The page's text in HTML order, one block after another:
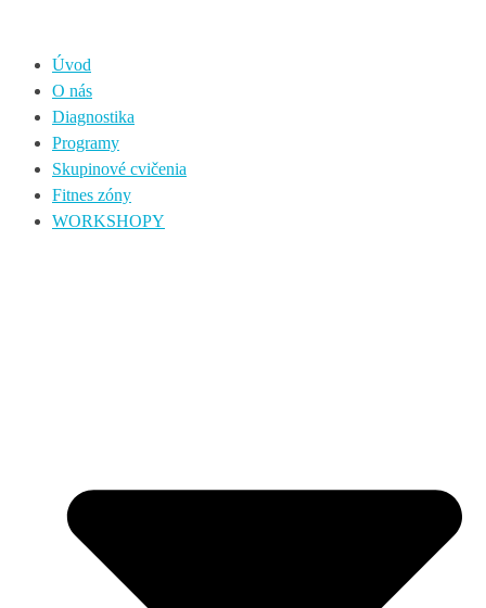
Úvod
O nás
Diagnostika
Programy
Skupinové cvičenia
Fitnes zóny
WORKSHOPY